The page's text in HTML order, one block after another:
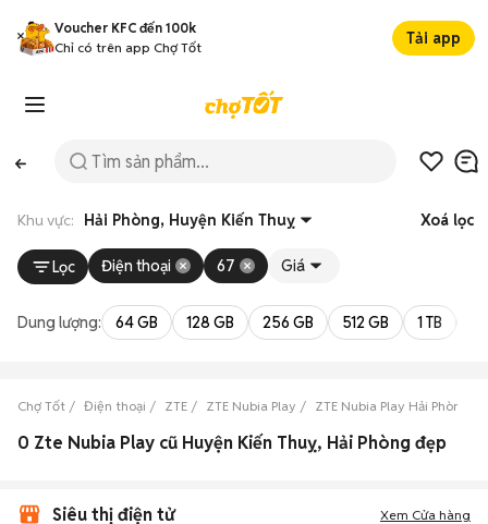
Voucher KFC đến 100k
Chỉ có trên app Chợ Tốt
Tải app
Khu vực: Hải Phòng, Huyện Kiến Thuỵ Xoá lọc
Lọc Điện thoại 67 Giá
Dung lượng: 64 GB 128 GB 256 GB 512 GB 1 TB
Chợ Tốt Điện thoại ZTE ZTE Nubia Play ZTE Nubia Play Hải Phòng
0 Zte Nubia Play cũ Huyện Kiến Thuỵ, Hải Phòng đẹp
Siêu thị điện tử Xem Cửa hàng